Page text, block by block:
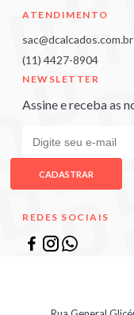
ATENDIMENTO
sac@dcalcados.com.br
(11) 4427-8904
NEWSLETTER
Assine e receba as
CADASTRAR
REDES SOCIAIS